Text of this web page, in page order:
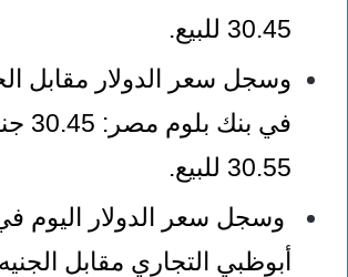
30.45 للبيع
.
وسجل سعر الدولار مقابل
في
30.55 للبيع
.
وسجل سعر الدولار اليوم
أبوظبي التجاري مقابل